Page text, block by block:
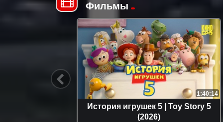
Фильмы
1:40:14
История игрушек 5 | Toy Story 5
(2026)